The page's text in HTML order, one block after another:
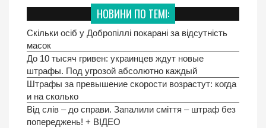
НОВИНИ ПО ТЕМІ:
Скільки осіб у Добропiллi покарані за відсутність
масок
До 10 тысяч гривен: украинцев ждут новые
штрафы. Под угрозой абсолютно каждый
Штрафы за превышение скорости возрастут: когда
и на сколько
Від слів – до справи. Запалили сміття – штраф без
попереджень! + ВIДЕО